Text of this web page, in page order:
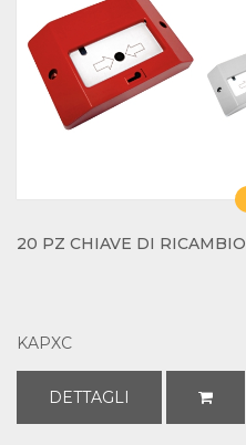
20 PZ CHIAVE DI RICAMBIO
KAPXC
DETTAGLI